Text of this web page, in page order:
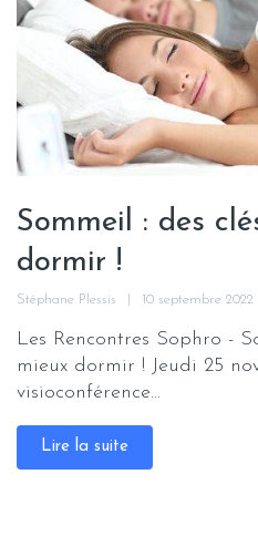
Sommeil : des
dormir !
Stéphane Plessis 10 septembre 2022
Les Rencontres Sophro -
mieux dormir ! Jeudi 25
visioconférence...
Lire la suite